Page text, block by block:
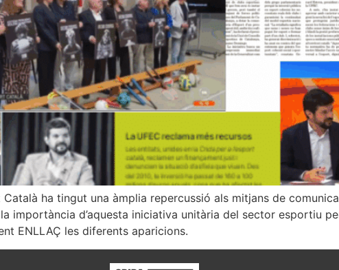
ha tingut una àmplia repercussió als mitjans de
importància d’aquesta iniciativa unitària del sector esportiu
ENLLAÇ les diferents aparicions.